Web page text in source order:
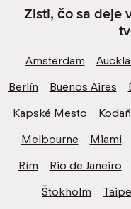
Zisti, čo sa deje
Amsterdam
Berlín
Buenos Aires
Kapské Mesto
Kodaň
Melbourne
Miami
Rím
Rio de Janeiro
Štokholm